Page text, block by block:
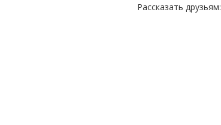
Рассказать друзьям: